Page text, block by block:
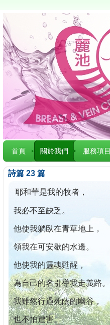
首頁 關於我們 服務項目
詩篇 23 篇
耶和華是我的牧者，
我必不至缺乏。
他使我躺臥在青草地上，
領我在可安歇的水邊。
他使我的靈魂甦醒，
為自己的名引導我走義路。
我雖然行過死蔭的幽谷，
也不怕遭害。